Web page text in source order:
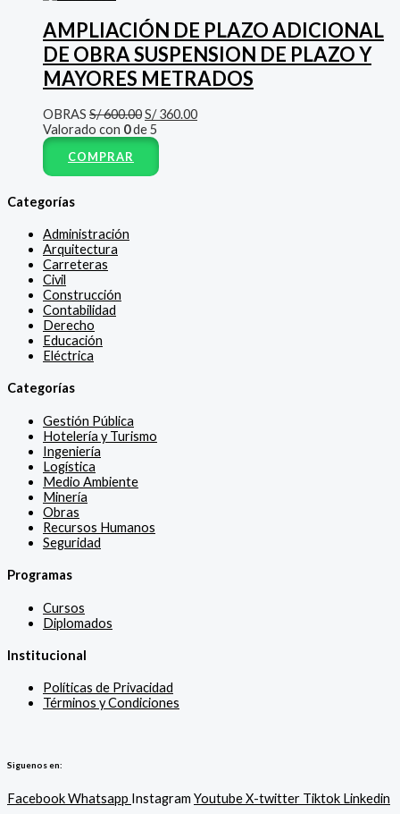
AMPLIACIÓN DE PLAZO ADICIONAL
DE OBRA SUSPENSION DE PLAZO Y
MAYORES METRADOS
OBRAS S/600.00S/360.00
Valorado con 0de 5
COMPRAR
Categorías
Administración
Arquitectura
Carreteras
Civil
Construcción
Contabilidad
Derecho
Educación
Eléctrica
Categorías
Gestión Pública
Hotelería y Turismo
Ingeniería
Logística
Medio Ambiente
Minería
Obras
Recursos Humanos
Seguridad
Programas
Cursos
Diplomados
Institucional
Políticas de Privacidad
Términos y Condiciones
Siguenos en:
FacebookWhatsapp Instagram YoutubeX-twitter Tiktok Linkedin